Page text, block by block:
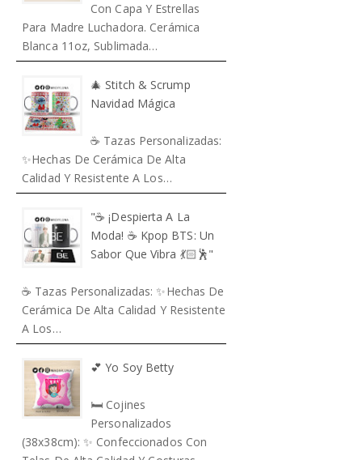
Con Capa Y Estrellas
Para Madre Luchadora. Cerámica
Blanca 11oz, Sublimada…
🎄 Stitch & Scrump
Navidad Mágica
☕ Tazas Personalizadas:
✨Hechas De Cerámica De Alta
Calidad Y Resistente A Los…
"☕️ ¡Despierta A La
Moda! ☕️ Kpop BTS: Un
Sabor Que Vibra 💃🏻🕺"
☕ Tazas Personalizadas: ✨Hechas De
Cerámica De Alta Calidad Y Resistente
A Los…
💕 Yo Soy Betty
🛏️ Cojines
Personalizados
(38x38cm): ✨ Confeccionados Con